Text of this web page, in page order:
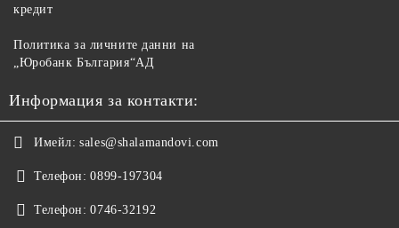
кредит
Политика за личните данни на
„Юробанк България“АД
Информация за контакти:
Имейл: sales@shalamandovi.com
Телефон: 0899-197304
Телефон: 0746-32192